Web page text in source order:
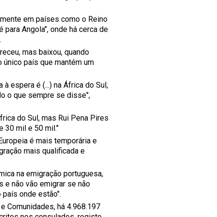
em países como o Reino
Angola", onde há cerca de
mas baixou, quando
país que mantém um
espera é (...) na África do Sul,
o que sempre se disse",
do Sul, mas Rui Pena Pires
30 mil e 50 mil."
é mais temporária e
mais qualificada e
na emigração portuguesa,
e não vão emigrar se não
onde estão".
Comunidades, há 4.968.197